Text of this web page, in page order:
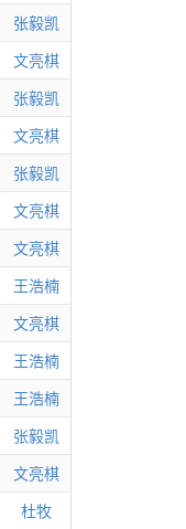
张毅凯
文亮棋
张毅凯
文亮棋
张毅凯
文亮棋
文亮棋
王浩楠
文亮棋
王浩楠
王浩楠
张毅凯
文亮棋
杜牧